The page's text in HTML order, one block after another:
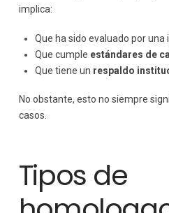
implica:
Que ha sido evaluado por una
Que cumple estándares de
Que tiene un respaldo
No obstante, esto no siempre
casos.
Tipos de